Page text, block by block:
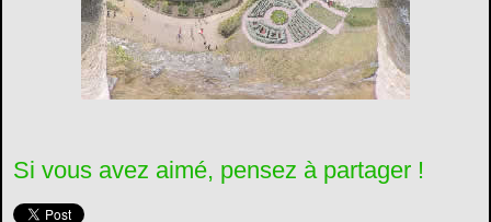
Si vous avez aimé, pensez à partager !